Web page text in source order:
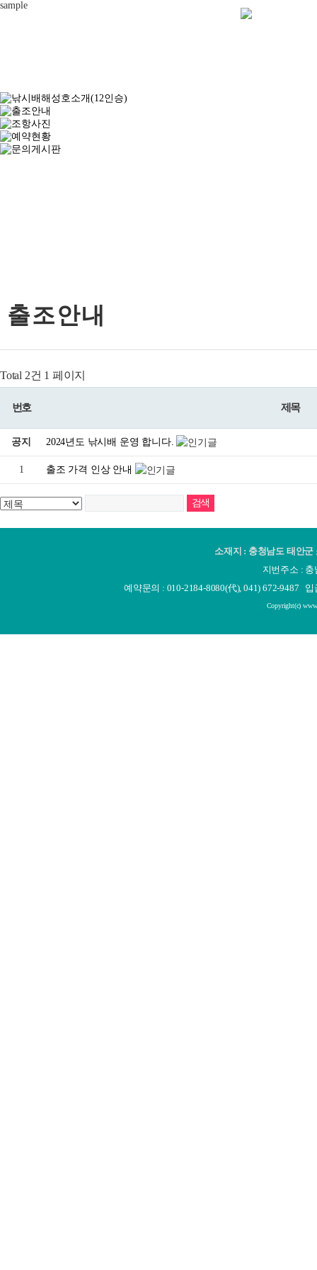
sample
출조안내
Total 2건 1 페이지
번호 제목
공지 2024년도 낚시배 운영 합니다.
1 출조 가격 인상 안내
소재지 : 충청남도 태안
지번주소 :
예약문의 : 010-2184-8080(代), 041) 672-9487
Copyright(c)